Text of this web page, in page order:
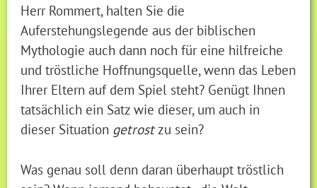
Herr Rommert, halten Sie die
Auferstehungslegende aus der biblischen
Mythologie auch dann noch für eine hilfreiche
und tröstliche Hoffnungsquelle, wenn das Leben
Ihrer Eltern auf dem Spiel steht? Genügt Ihnen
tatsächlich ein Satz wie dieser, um auch in
dieser Situation getrostzu sein?
Was genau soll denn daran überhaupt tröstlich